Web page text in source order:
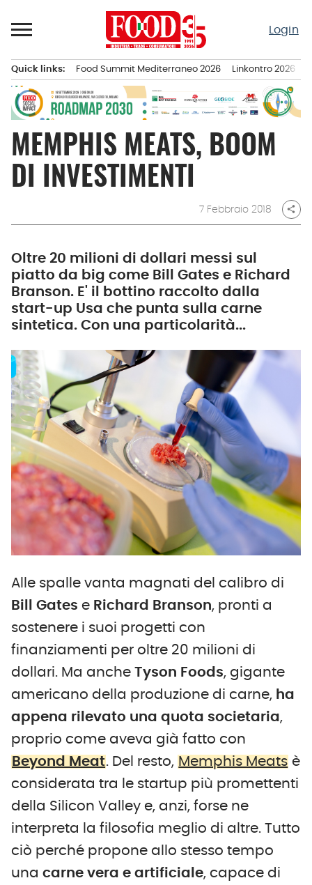
al
Login
principale
Quick links: Food Summit Mediterraneo 2026 Linkontro 2026
MEMPHIS MEATS, BOOM
DI INVESTIMENTI
7 Febbraio 2018 share
Oltre 20 milioni di dollari messi sul
piatto da big come Bill Gates e Richard
Branson. E' il bottino raccolto dalla
start-up Usa che punta sulla carne
sintetica. Con una particolarità...
Alle spalle vanta magnati del calibro di
Bill Gates e Richard Branson, pronti a
sostenere i suoi progetti con
finanziamenti per oltre 20 milioni di
dollari. Ma anche Tyson Foods, gigante
americano della produzione di carne, ha
appena rilevato una quota societaria,
proprio come aveva già fatto con
Beyond Meat. Del resto, Memphis Meats è
considerata tra le startup più promettenti
della Silicon Valley e, anzi, forse ne
interpreta la filosofia meglio di altre. Tutto
ciò perché propone allo stesso tempo
una carne vera e artificiale, capace di